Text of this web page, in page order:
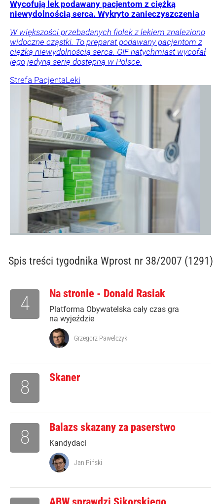
Wycofują lek podawany pacjentom z ciężką
niewydolnością serca. Wykryto zanieczyszczenia
W większości przebadanych fiolek z lekiem znaleziono
widoczne cząstki. To preparat podawany pacjentom z
ciężką niewydolnością serca. GIF natychmiast wycofał
jego jedyną serię dostępną w Polsce.
Strefa PacjentaLeki
Spis treści tygodnika Wprost nr 38/2007 (1291)
Na stronie - Donald Rasiak
Platforma Obywatelska cały czas gra
na wyjeździe
4
Grzegorz Pawelczyk
Skaner
8
Balazs skazany za paserstwo
Kandydaci
8
Jan Piński